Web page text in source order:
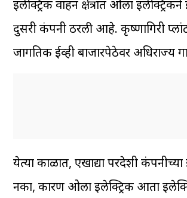
इलेक्ट्रिक वाहन क्षेत्रात ओला
दुसरी कंपनी ठरली आहे. कृष्णागिरी
जागतिक ईव्ही बाजारपेठेवर अधिराज्य
येत्या काळात, एखाद्या परदेशी
नका, कारण ओला इलेक्ट्रिक आता